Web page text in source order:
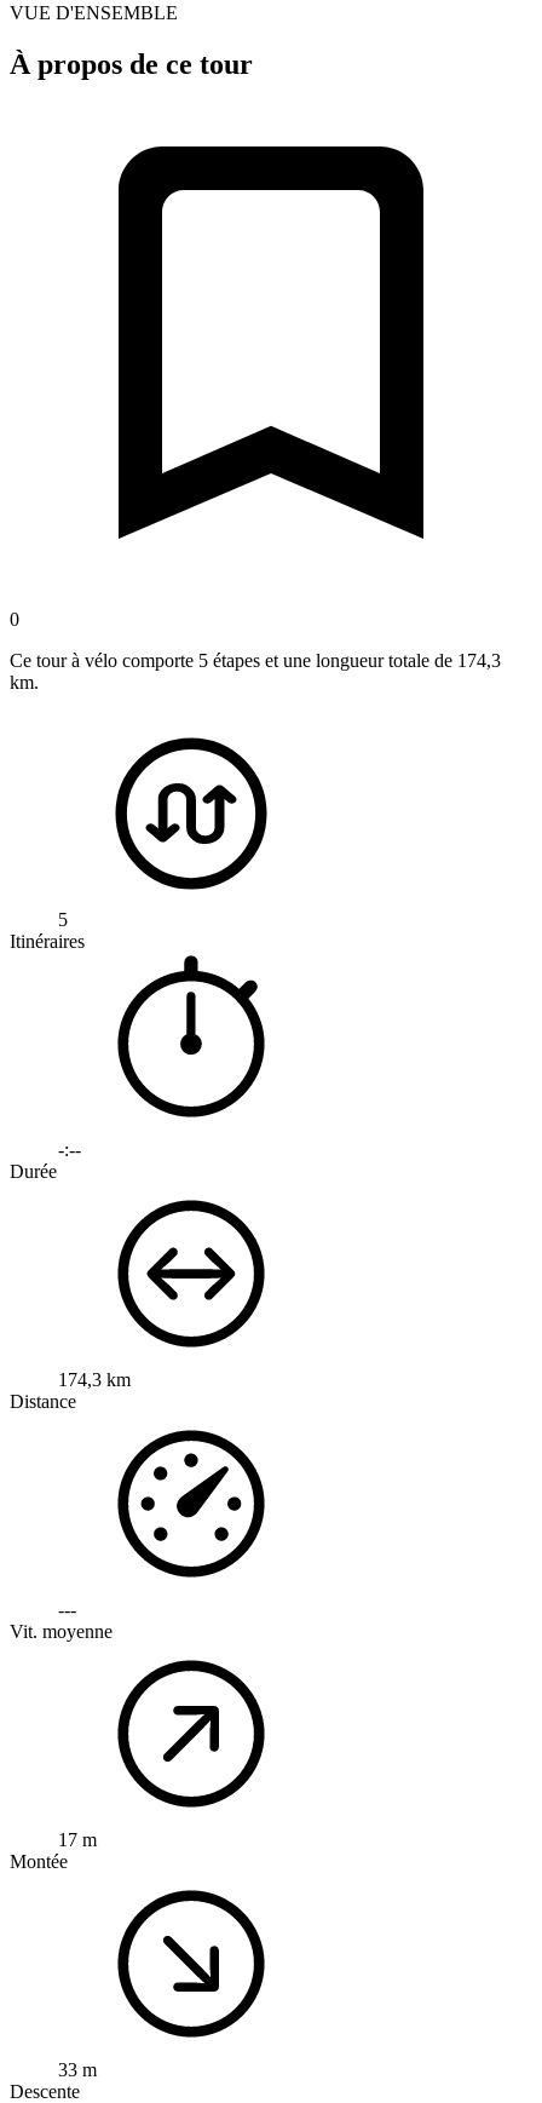
VUE D'ENSEMBLE
À propos de ce tour
0
Ce tour à vélo comporte 5 étapes et une longueur totale de 174,3
km.
5
Itinéraires
-:--
Durée
174,3 km
Distance
---
Vit. moyenne
17 m
Montée
33 m
Descente